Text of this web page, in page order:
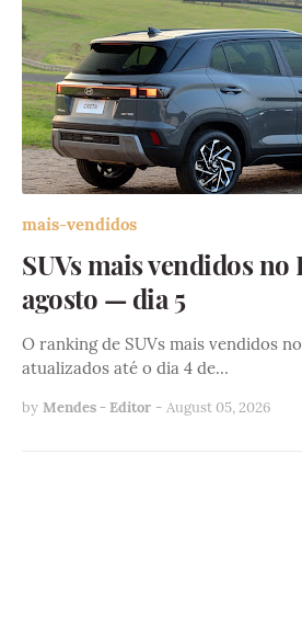
mais-vendidos
SUVs mais vendidos no
agosto — dia 5
O ranking de SUVs mais vendidos
atualizados até o dia 4 de…
by Mendes - Editor - August 05, 2026